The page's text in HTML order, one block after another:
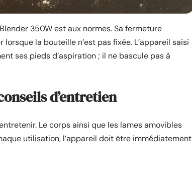
350W est aux normes. Sa fermeture
la bouteille n’est pas fixée. L’appareil saisi
ses pieds d’aspiration ; il ne bascule pas à
d’entretien
Le corps ainsi que les lames amovibles
utilisation, l’appareil doit être immédiatement